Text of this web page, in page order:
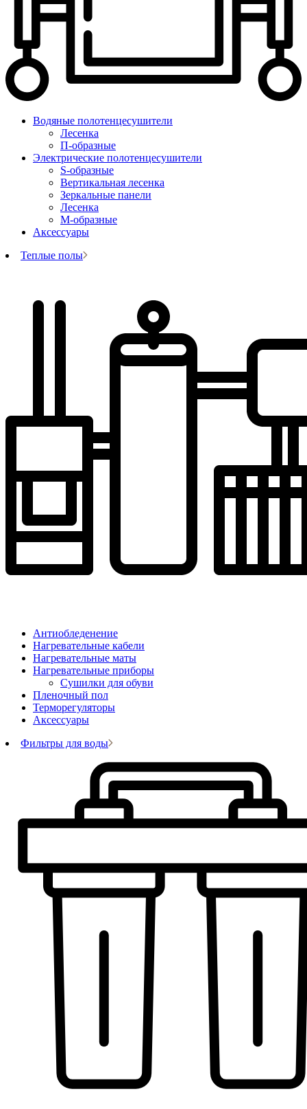
Водяные полотенцесушители
Лесенка
П-образные
Электрические полотенцесушители
S-образные
Вертикальная лесенка
Зеркальные панели
Лесенка
М-образные
Аксессуары
Теплые полы
Антиобледенение
Нагревательные кабели
Нагревательные маты
Нагревательные приборы
Сушилки для обуви
Пленочный пол
Терморегуляторы
Аксессуары
Фильтры для воды